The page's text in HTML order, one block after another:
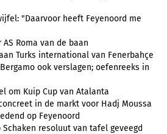
"Daarvoor heeft Feyenoord me
Roma van de baan
Turks international van Fenerbahçe
ook verslagen; oefenreeks in
om Kuip Cup van Atalanta
in de markt voor Hadj Moussa
op Feyenoord
resoluut van tafel geveegd